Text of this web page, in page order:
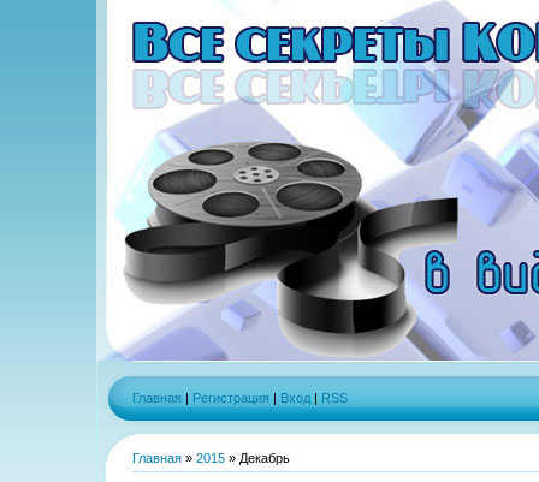
Главная | Регистрация | Вход | RSS
Главная » 2015 » Декабрь